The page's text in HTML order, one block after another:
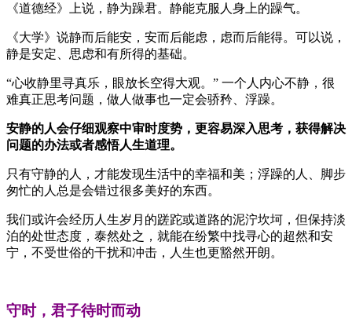
《道德经》上说，静为躁君。静能克服人身上的躁气。
《大学》说静而后能安，安而后能虑，虑而后能得。可以说，
静是安定、思虑和有所得的基础。
“心收静里寻真乐，眼放长空得大观。” 一个人内心不静，很
难真正思考问题，做人做事也一定会骄矜、浮躁。
安静的人会仔细观察中审时度势，更容易深入思考，获得解决
问题的办法或者感悟人生道理。
只有守静的人，才能发现生活中的幸福和美；浮躁的人、脚步
匆忙的人总是会错过很多美好的东西。
我们或许会经历人生岁月的蹉跎或道路的泥泞坎坷，但保持淡
泊的处世态度，泰然处之，就能在纷繁中找寻心的超然和安
宁，不受世俗的干扰和冲击，人生也更豁然开朗。
守时，君子待时而动